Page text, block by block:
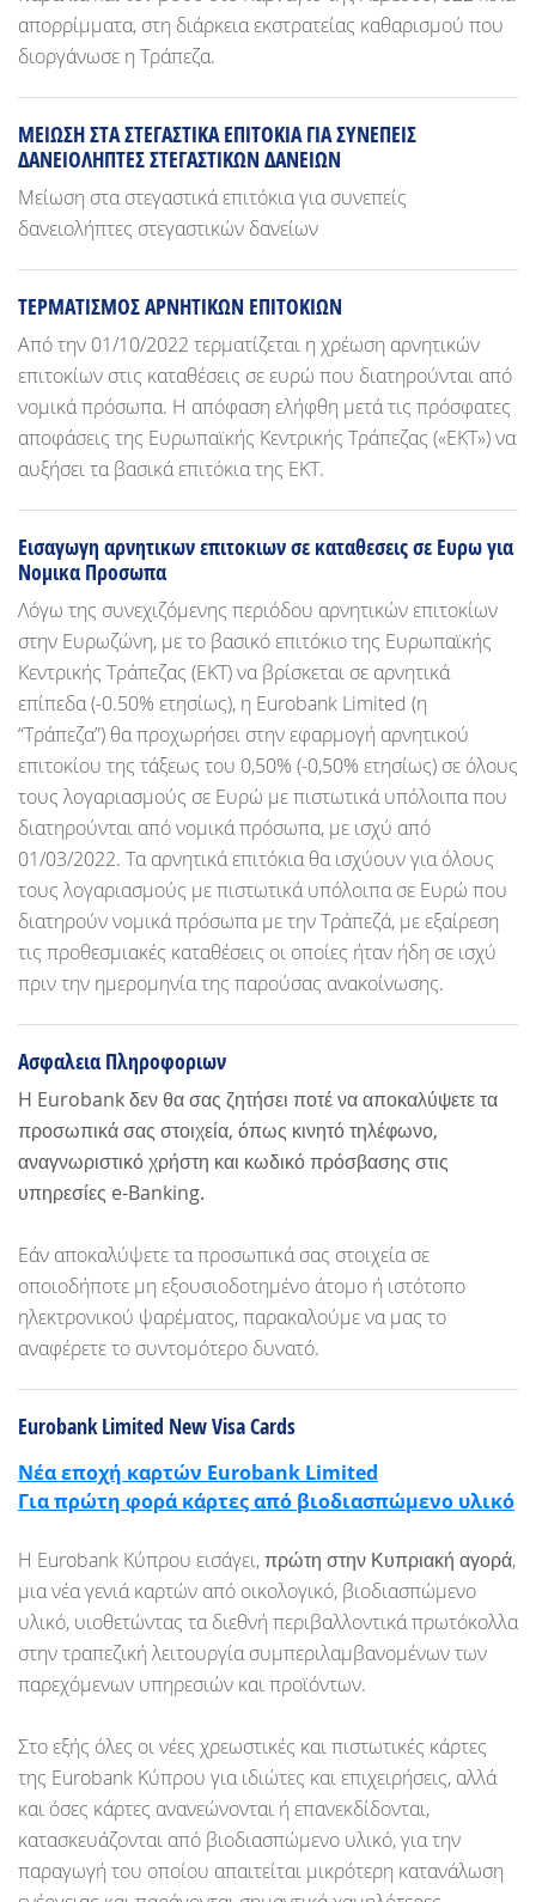
απορρίμματα, στη διάρκεια εκστρατείας καθαρισμού που
διοργάνωσε η Τράπεζα.
ΜΕΙΩΣΗ ΣΤΑ ΣΤΕΓΑΣΤΙΚΑ ΕΠΙΤΟΚΙΑ ΓΙΑ ΣΥΝΕΠΕΙΣ
ΔΑΝΕΙΟΛΗΠΤΕΣ ΣΤΕΓΑΣΤΙΚΩΝ ΔΑΝΕΙΩΝ
Μείωση στα στεγαστικά επιτόκια για συνεπείς
δανειολήπτες στεγαστικών δανείων
ΤΕΡΜΑΤΙΣΜΟΣ ΑΡΝΗΤΙΚΩΝ ΕΠΙΤΟΚΙΩΝ
Από την 01/10/2022 τερματίζεται η χρέωση αρνητικών
επιτοκίων στις καταθέσεις σε ευρώ που διατηρούνται από
νομικά πρόσωπα. Η απόφαση ελήφθη μετά τις πρόσφατες
αποφάσεις της Ευρωπαϊκής Κεντρικής Τράπεζας («ΕΚΤ») να
αυξήσει τα βασικά επιτόκια της ΕΚΤ.
Εισαγωγη αρνητικων επιτοκιων σε καταθεσεις σε Ευρω για
Νομικα Προσωπα
Λόγω της συνεχιζόμενης περιόδου αρνητικών επιτοκίων
στην Ευρωζώνη, με το βασικό επιτόκιο της Ευρωπαϊκής
Κεντρικής Τράπεζας (ΕΚΤ) να βρίσκεται σε αρνητικά
επίπεδα (-0.50% ετησίως), η Eurobank Limited (η
“Τράπεζα”) θα προχωρήσει στην εφαρμογή αρνητικού
επιτοκίου της τάξεως του 0,50% (-0,50% ετησίως) σε όλους
τους λογαριασμούς σε Ευρώ με πιστωτικά υπόλοιπα που
διατηρούνται από νομικά πρόσωπα, με ισχύ από
01/03/2022. Τα αρνητικά επιτόκια θα ισχύουν για όλους
τους λογαριασμούς με πιστωτικά υπόλοιπα σε Ευρώ που
διατηρούν νομικά πρόσωπα με την Τράπεζά, με εξαίρεση
τις προθεσμιακές καταθέσεις οι οποίες ήταν ήδη σε ισχύ
πριν την ημερομηνία της παρούσας ανακοίνωσης.
Ασφαλεια Πληροφοριων
H Eurobank δεν θα σας ζητήσει ποτέ να αποκαλύψετε τα
προσωπικά σας στοιχεία, όπως κινητό τηλέφωνο,
αναγνωριστικό χρήστη και κωδικό πρόσβασης στις
υπηρεσίες e-Banking.
Εάν αποκαλύψετε τα προσωπικά σας στοιχεία σε
οποιοδήποτε μη εξουσιοδοτημένο άτομο ή ιστότοπο
ηλεκτρονικού ψαρέματος, παρακαλούμε να μας το
αναφέρετε το συντομότερο δυνατό.
Eurobank Limited New Visa Cards
Νέα εποχή καρτών Eurobank Limited
Για πρώτη φορά κάρτες από βιοδιασπώμενο υλικό
Η Eurobank Κύπρου εισάγει,πρώτη στην Κυπριακή αγορά,
μια νέα γενιά καρτών από οικολογικό, βιοδιασπώμενο
υλικό, υιοθετώντας τα διεθνή περιβαλλοντικά πρωτόκολλα
στην τραπεζική λειτουργία συμπεριλαμβανομένων των
παρεχόμενων υπηρεσιών και προϊόντων.
Στο εξής όλες οι νέες χρεωστικές και πιστωτικές κάρτες
της Eurobank Κύπρου για ιδιώτες και επιχειρήσεις, αλλά
και όσες κάρτες ανανεώνονται ή επανεκδίδονται,
κατασκευάζονται από βιοδιασπώμενο υλικό, για την
παραγωγή του οποίου απαιτείται μικρότερη κατανάλωση